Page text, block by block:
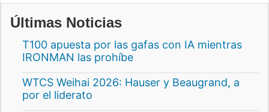
Últimas Noticias
T100 apuesta por las gafas con IA mientras
IRONMAN las prohíbe
WTCS Weihai 2026: Hauser y Beaugrand, a
por el liderato